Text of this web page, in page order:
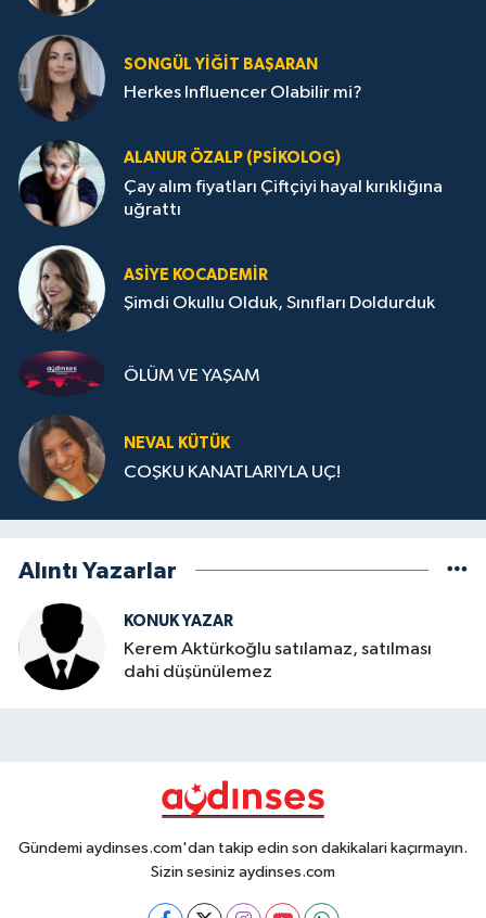
SONGÜL YIĞIT BAŞARAN
Herkes Influencer Olabilir mi?
ALANUR ÖZALP (PSIKOLOG)
Çay alım fiyatları Çiftçiyi hayal kırıklığına
uğrattı
ASIYE KOCADEMİR
Şimdi Okullu Olduk, Sınıfları Doldurduk
ÖLÜM VE YAŞAM
NEVAL KÜTÜK
COŞKU KANATLARIYLA UÇ!
Alıntı Yazarlar
KONUK YAZAR
Kerem Aktürkoğlu satılamaz, satılması
dahi düşünülemez
Gündemi aydinses.com'dan takip edin son dakikalari kaçırmayın.
Sizin sesiniz aydinses.com